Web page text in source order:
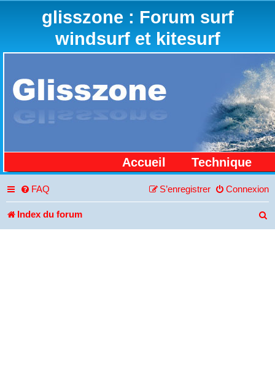
glisszone : Forum surf
windsurf et kitesurf
Accueil Technique
FAQ Connexion
S’enregistrer
Index du forum